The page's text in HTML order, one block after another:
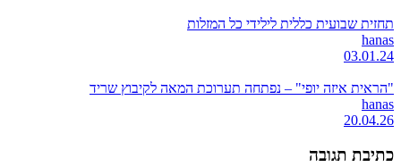
תחזית שבועית כללית לילידי כל המזלות
hanas
03.01.24
"הראית איזה יופי" – נפתחה תערוכת המאה לקיבוץ שריד
hanas
20.04.26
כתיבת תגובה